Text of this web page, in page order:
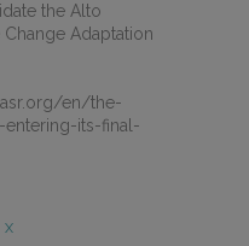
the Alto
Change Adaptation
en/the-
its-final-
X